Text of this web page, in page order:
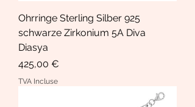
Ohrringe Sterling Silber 925
schwarze Zirkonium 5A Diva
Diasya
Prix
425,00 €
TVA Incluse